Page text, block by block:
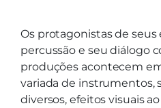
Os protagonistas de seus
percussão e seu diálogo
produções acontecem
variada de instrumentos,
diversos, efeitos visuais